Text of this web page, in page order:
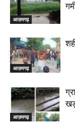
आज़मगढ़
आज़मगढ़
आज़मगढ़